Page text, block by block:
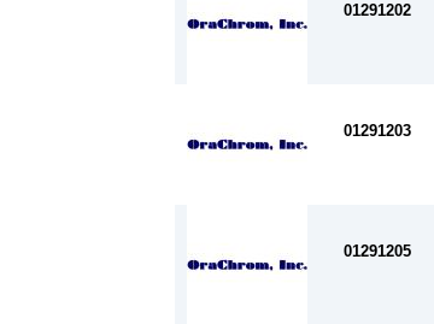
01291202
01291203
01291205